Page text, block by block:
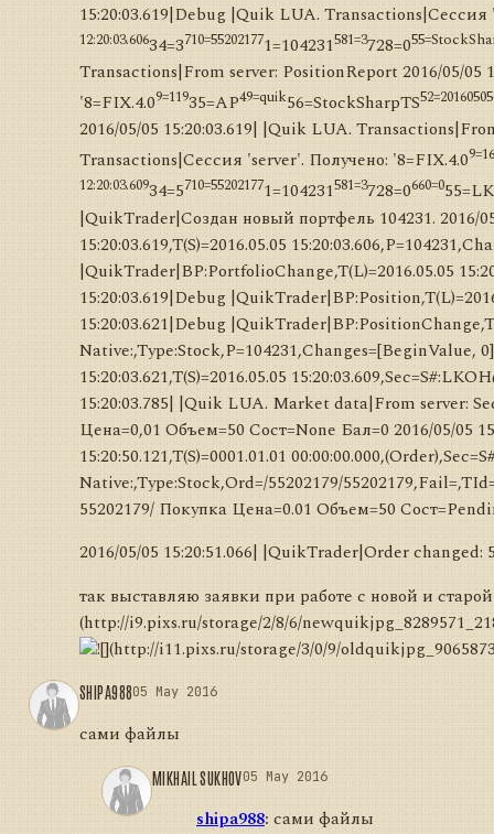
15:20:03.619|Debug |Quik LUA. Transactions|Сессия
12:20:03.60634=3710=552021771=104231581=3728=0
Transactions|From server: PositionReport 2016/05/
'8=FIX.4.09=11935=AP49=quik56=StockSharpTS
2016/05/05 15:20:03.619| |Quik LUA.
Transactions|Сессия 'server'. Получено: '8=FIX.4.0
12:20:03.60934=5710=552021771=104231581=3728=0660=0
|QuikTrader|Создан новый портфель 104231. 2016/
15:20:03.619,T(S)=2016.05.05
|QuikTrader|BP:PortfolioChange,T(L)=2016.05.05
15:20:03.619|Debug
15:20:03.621|Debug
Native:,Type:Stock,P=104231,Changes=[BeginValue,
15:20:03.621,T(S)=2016.05.05
15:20:03.785| |Quik LUA. Market data|From server:
Цена=0,01 Объем=50 Сост=None Бал=0 2016/05/05
15:20:50.121,T(S)=0001.01.01
Native:,Type:Stock,Ord=/55202179/
55202179/ Покупка Цена=0.01 Объем=50
2016/05/05 15:20:51.066| |QuikTrader|Order
так выставляю заявки при работе с новой и
(http://i9.pixs.ru/storage/2/8/6/
SHIPA98805 May 2016
сами файлы
MIKHAIL SUKHOV05 May 2016
shipa988: сами файлы